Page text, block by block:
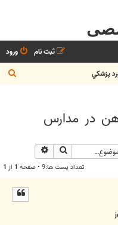
ورود
ثبت نام
پزشکي
س
در مدارس
جستجو
تعداد پست ها:9 • صفحه 1 از 1